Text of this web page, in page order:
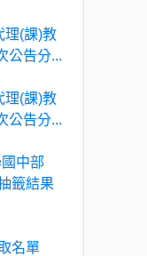
理(課)教
公告分...
理(課)教
公告分...
中部
籤結果
名單